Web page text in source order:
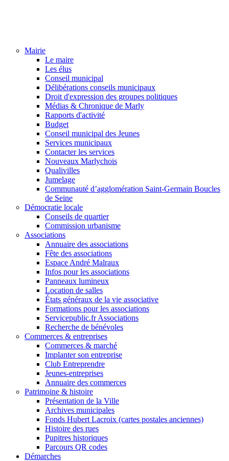
Mairie
Le maire
Les élus
Conseil municipal
Délibérations conseils municipaux
Droit d'expression des groupes politiques
Médias & Chronique de Marly
Rapports d'activité
Budget
Conseil municipal des Jeunes
Services municipaux
Contacter les services
Nouveaux Marlychois
Qualivilles
Jumelage
Communauté d’agglomération Saint-Germain Boucles
de Seine
Démocratie locale
Conseils de quartier
Commission urbanisme
Associations
Annuaire des associations
Fête des associations
Espace André Malraux
Infos pour les associations
Panneaux lumineux
Location de salles
États généraux de la vie associative
Formations pour les associations
Servicepublic.fr Associations
Recherche de bénévoles
Commerces & entreprises
Commerces & marché
Implanter son entreprise
Club Entreprendre
Jeunes-entreprises
Annuaire des commerces
Patrimoine & histoire
Présentation de la Ville
Archives municipales
Fonds Hubert Lacroix (cartes postales anciennes)
Histoire des rues
Pupitres historiques
Parcours QR codes
Démarches